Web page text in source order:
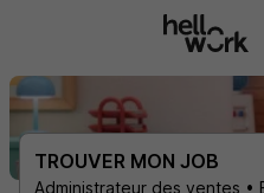
TROUVER MON JOB